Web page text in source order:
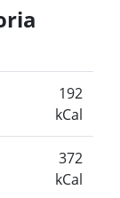
192
kCal
372
kCal